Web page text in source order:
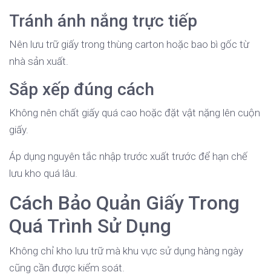
Tránh ánh nắng trực tiếp
Nên lưu trữ giấy trong thùng carton hoặc bao bì gốc từ
nhà sản xuất.
Sắp xếp đúng cách
Không nên chất giấy quá cao hoặc đặt vật nặng lên cuộn
giấy.
Áp dụng nguyên tắc nhập trước xuất trước để hạn chế
lưu kho quá lâu.
Cách Bảo Quản Giấy Trong
Quá Trình Sử Dụng
Không chỉ kho lưu trữ mà khu vực sử dụng hàng ngày
cũng cần được kiểm soát.